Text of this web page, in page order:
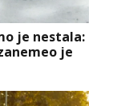
je nestala:
je